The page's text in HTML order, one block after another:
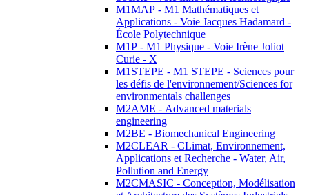
M1MAP - M1 Mathématiques et
Applications - Voie Jacques Hadamard -
École Polytechnique
M1P - M1 Physique - Voie Irène Joliot
Curie - X
M1STEPE - M1 STEPE - Sciences pour
les défis de l'environnement/Sciences for
environmentals challenges
M2AME - Advanced materials
engineering
M2BE - Biomechanical Engineering
M2CLEAR - CLimat, Environnement,
Applications et Recherche - Water, Air,
Pollution and Energy
M2CMASIC - Conception, Modélisation